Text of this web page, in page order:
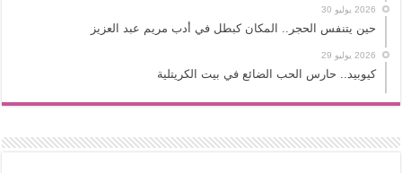
2026 يوليو 30
حين يتنفس الحجر.. المكان كبطل في أدب مريم عبد العزيز
2026 يوليو 29
كيوبيد.. حارس الحب الضائع في بيت الكريتلية